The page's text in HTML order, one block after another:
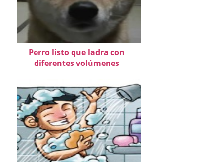
Perro listo que ladra con
diferentes volúmenes